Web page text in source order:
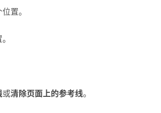
置。
或清除页面上的参考线。